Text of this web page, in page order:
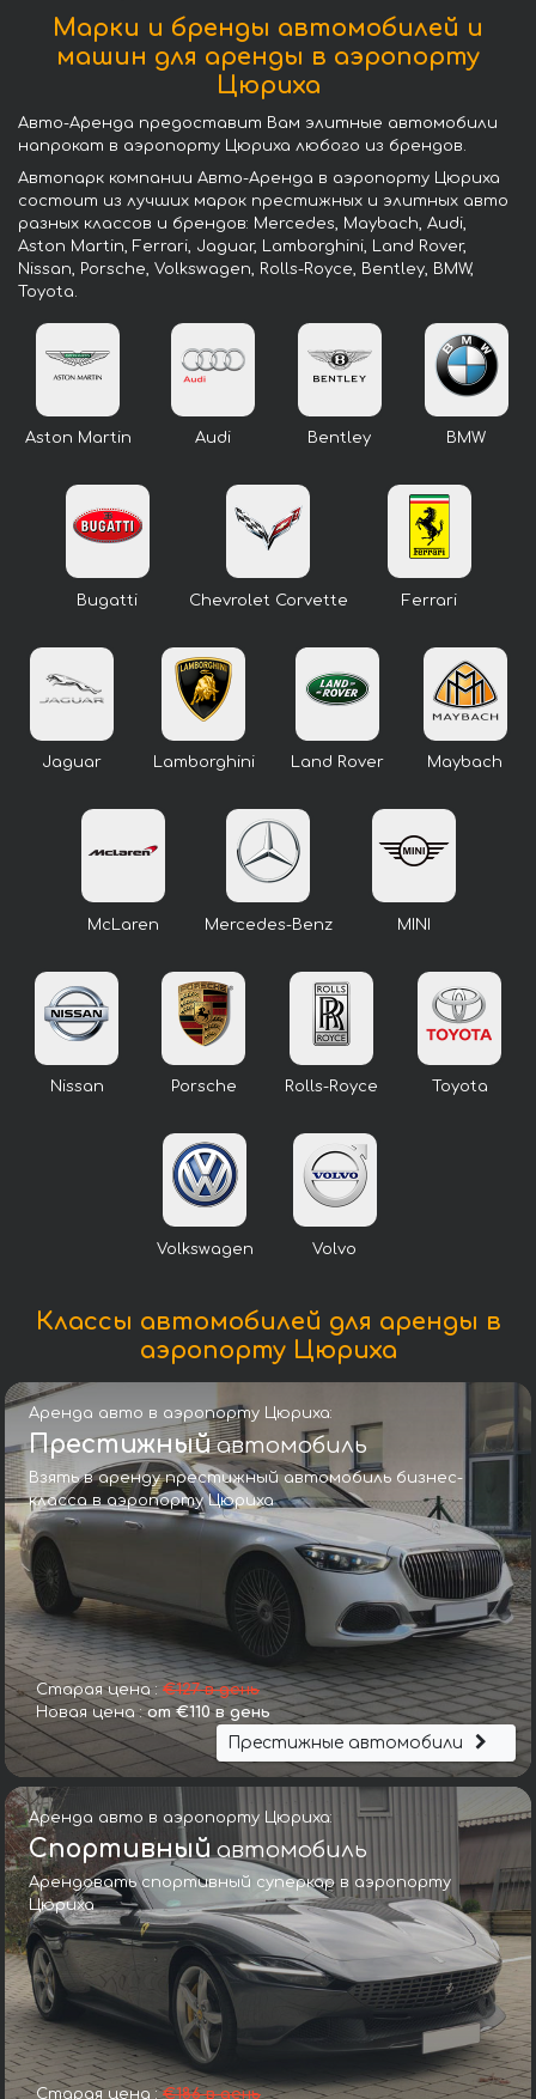
Марки и бренды автомобилей и
машин для аренды в аэропорту
Цюриха
Авто-Аренда предоставит Вам элитные автомобили
напрокат в аэропорту Цюриха любого из брендов.
Автопарк компании Авто-Аренда в аэропорту Цюриха
состоит из лучших марок престижных и элитных авто
разных классов и брендов: Mercedes, Maybach, Audi,
Aston Martin, Ferrari, Jaguar, Lamborghini, Land Rover,
Nissan, Porsche, Volkswagen, Rolls-Royce, Bentley, BMW,
Toyota.
Aston Martin Audi Bentley BMW
Bugatti Chevrolet Corvette Ferrari
Jaguar Lamborghini Land Rover Maybach
McLaren Mercedes-Benz MINI
Nissan Porsche Rolls-Royce Toyota
Volkswagen Volvo
Классы автомобилей для аренды в
аэропорту Цюриха
Аренда авто в аэропорту Цюриха:
Престижныйавтомобиль
Взять в аренду престижный автомобиль бизнес-
класса в аэропорту Цюриха
Старая цена : €127 в день
Новая цена :от €110 в день
Престижные автомобили
Аренда авто в аэропорту Цюриха:
Спортивныйавтомобиль
Арендовать спортивный суперкар в аэропорту
Цюриха
Старая цена :€186 в день